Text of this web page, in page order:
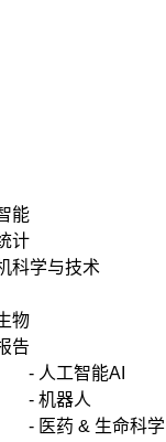
能
计
学与技术
物
告
工智能AI
器人
药 & 生命科学